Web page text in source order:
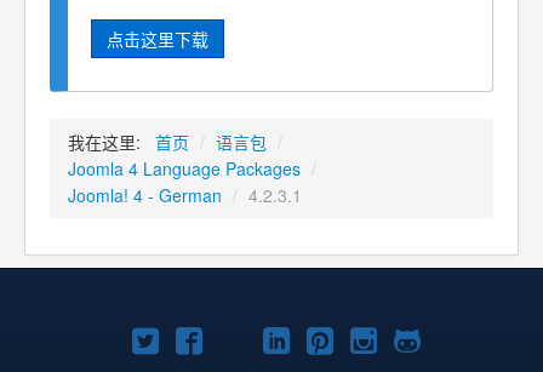
点击这里下载
我在这里: 首页 / 语言包 /
Joomla 4 Language Packages /
Joomla! 4 - German / 4.2.3.1
TwitterFacebookYouTube
LinkedIn
Pinterest
Instagram
GitHub